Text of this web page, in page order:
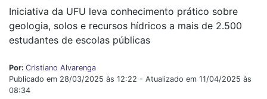
Iniciativa da UFU leva conhecimento prático sobre
geologia, solos e recursos hídricos a mais de 2.500
estudantes de escolas públicas
Por: Cristiano Alvarenga
Publicado em 28/03/2025 às 12:22 - Atualizado em 11/04/2025 às
08:34